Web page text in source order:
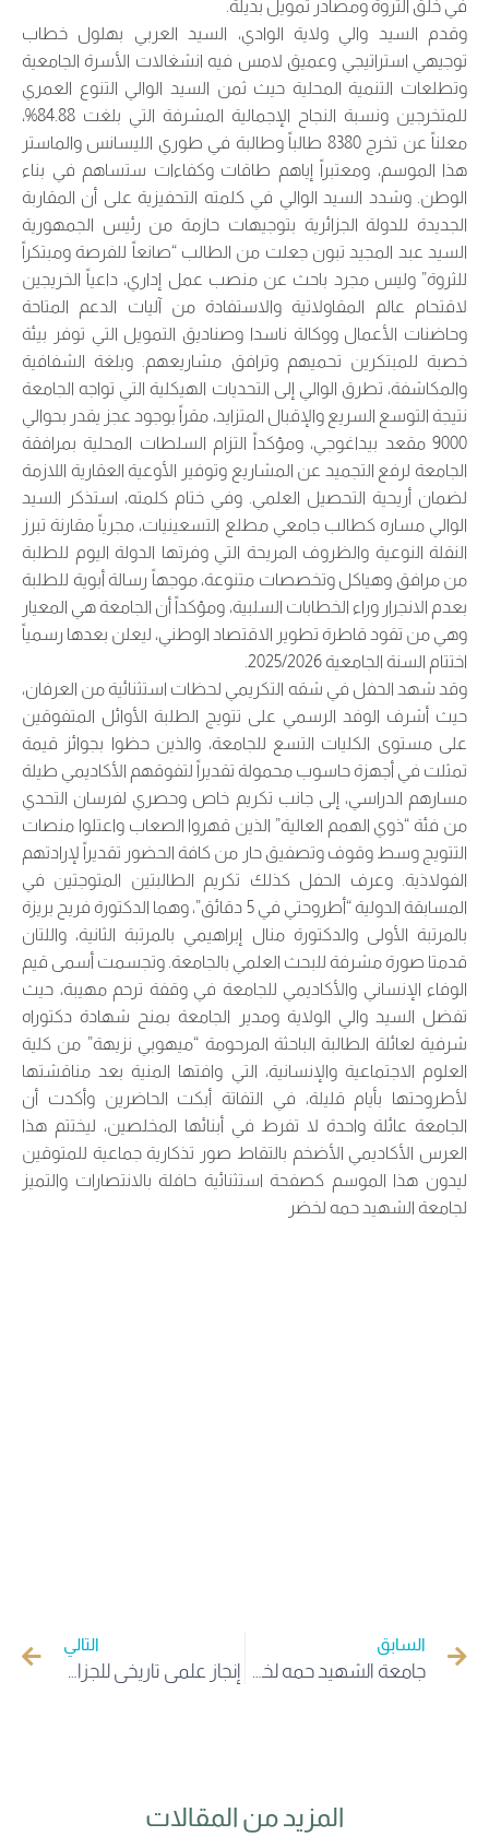
في خلق الثروة ومصادر تمويل بديلة.
وقدم السيد والي ولاية الوادي، السيد العربي بهلول خطاب
توجيهي استراتيجي وعميق لامس فيه انشغالات الأسرة الجامعية
وتطلعات التنمية المحلية حيث ثمن السيد الوالي التنوع العمري
للمتخرجين ونسبة النجاح الإجمالية المشرفة التي بلغت 84.88%،
معلناً عن تخرج 8380 طالباً وطالبة في طوري الليسانس والماستر
هذا الموسم، ومعتبراً إياهم طاقات وكفاءات ستساهم في بناء
الوطن. وشدد السيد الوالي في كلمته التحفيزية على أن المقاربة
الجديدة للدولة الجزائرية بتوجيهات حازمة من رئيس الجمهورية
السيد عبد المجيد تبون جعلت من الطالب “صانعاً للفرصة ومبتكراً
للثروة” وليس مجرد باحث عن منصب عمل إداري، داعياً الخريجين
لاقتحام عالم المقاولاتية والاستفادة من آليات الدعم المتاحة
وحاضنات الأعمال ووكالة ناسدا وصناديق التمويل التي توفر بيئة
خصبة للمبتكرين تحميهم وترافق مشاريعهم. وبلغة الشفافية
والمكاشفة، تطرق الوالي إلى التحديات الهيكلية التي تواجه الجامعة
نتيجة التوسع السريع والإقبال المتزايد، مقراً بوجود عجز يقدر بحوالي
9000 مقعد بيداغوجي، ومؤكداً التزام السلطات المحلية بمرافقة
الجامعة لرفع التجميد عن المشاريع وتوفير الأوعية العقارية اللازمة
لضمان أريحية التحصيل العلمي. وفي ختام كلمته، استذكر السيد
الوالي مساره كطالب جامعي مطلع التسعينيات، مجرياً مقارنة تبرز
النقلة النوعية والظروف المريحة التي وفرتها الدولة اليوم للطلبة
من مرافق وهياكل وتخصصات متنوعة، موجهاً رسالة أبوية للطلبة
بعدم الانجرار وراء الخطابات السلبية، ومؤكداً أن الجامعة هي المعيار
وهي من تقود قاطرة تطوير الاقتصاد الوطني، ليعلن بعدها رسمياً
اختتام السنة الجامعية 2025/2026.
وقد شهد الحفل في شقه التكريمي لحظات استثنائية من العرفان،
حيث أشرف الوفد الرسمي على تتويج الطلبة الأوائل المتفوقين
على مستوى الكليات التسع للجامعة، والذين حظوا بجوائز قيمة
تمثلت في أجهزة حاسوب محمولة تقديراً لتفوقهم الأكاديمي طيلة
مسارهم الدراسي، إلى جانب تكريم خاص وحصري لفرسان التحدي
من فئة “ذوي الهمم العالية” الذين قهروا الصعاب واعتلوا منصات
التتويج وسط وقوف وتصفيق حار من كافة الحضور تقديراً لإرادتهم
الفولاذية. وعرف الحفل كذلك تكريم الطالبتين المتوجتين في
المسابقة الدولية “أطروحتي في 5 دقائق”، وهما الدكتورة فريح بريزة
بالمرتبة الأولى والدكتورة منال إبراهيمي بالمرتبة الثانية، واللتان
قدمتا صورة مشرفة للبحث العلمي بالجامعة. وتجسمت أسمى قيم
الوفاء الإنساني والأكاديمي للجامعة في وقفة ترحم مهيبة، حيث
تفضل السيد والي الولاية ومدير الجامعة بمنح شهادة دكتوراه
شرفية لعائلة الطالبة الباحثة المرحومة “ميهوبي نزيهة” من كلية
العلوم الاجتماعية والإنسانية، التي وافتها المنية بعد مناقشتها
لأطروحتها بأيام قليلة، في التفاتة أبكت الحاضرين وأكدت أن
الجامعة عائلة واحدة لا تفرط في أبنائها المخلصين، ليختتم هذا
العرس الأكاديمي الأضخم بالتقاط صور تذكارية جماعية للمتوقين
ليدون هذا الموسم كصفحة استثنائية حافلة بالانتصارات والتميز
لجامعة الشهيد حمه لخضر
السابق التالي
إنجاز علمي تاريخي للجزائر: جامعة الشهيد حمه لخضر الوادي ضمن أفضل 300 جامعة عالمياً في تصنيف “التايمز 2026”
المزيد من المقالات